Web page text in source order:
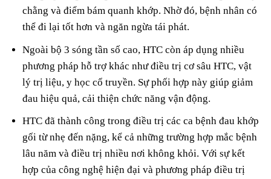
chằng và điểm bám quanh khớp. Nhờ đó, bệnh nhân có
thể đi lại tốt hơn và ngăn ngừa tái phát.
Ngoài bộ 3 sóng tần số cao, HTC còn áp dụng nhiều
phương pháp hỗ trợ khác như điều trị cơ sâu HTC, vật
lý trị liệu, y học cổ truyền. Sự phối hợp này giúp giảm
đau hiệu quả, cải thiện chức năng vận động.
HTC đã thành công trong điều trị các ca bệnh đau khớp
gối từ nhẹ đến nặng, kể cả những trường hợp mắc bệnh
lâu năm và điều trị nhiều nơi không khỏi. Với sự kết
hợp của công nghệ hiện đại và phương pháp điều trị